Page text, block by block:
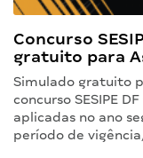
Concurso
gratuito para
Simulado gratuito
concurso SESIPE
aplicadas no ano
período de